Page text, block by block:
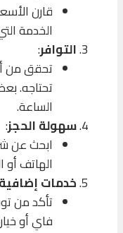
قارن
الخدمة
التوافر:
تحقق من
تحتاجه.
الساعة.
سهولة الحجز:
ابحث عن
الهاتف أو
خدمات إضافية
تأكد من
فاي أو